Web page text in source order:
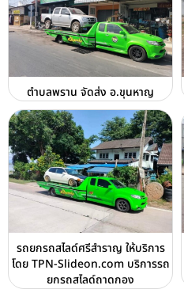
ตำบลพราน จัดส่ง อ.ขุนหาญ
รถยกรถสไลด์ศรีสำราญ ให้บริการ
โดย TPN-Slideon.com บริการรถ
ยกรถสไลด์ถาดกอง